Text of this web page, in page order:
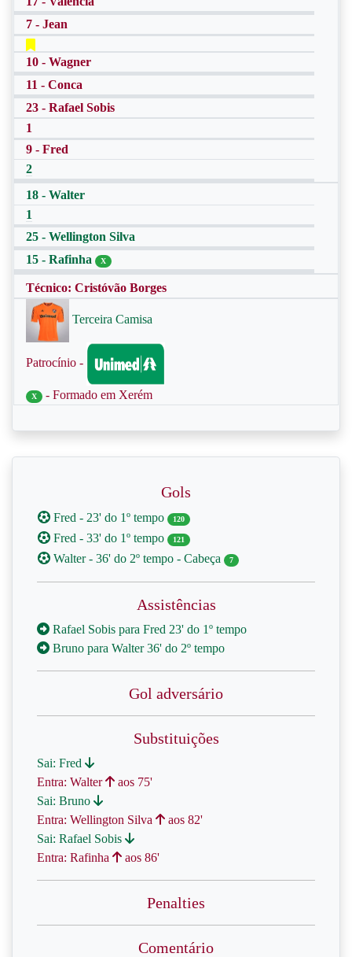
7 - Jean
10 - Wagner
11 - Conca
23 - Rafael Sobis
1
9 - Fred
2
18 - Walter
1
25 - Wellington Silva
15 - Rafinha
X
Técnico: Cristóvão Borges
Terceira Camisa
Patrocínio -
X - Formado em Xerém
Gols
Fred - 23' do 1º tempo 120
Fred - 33' do 1º tempo 121
Walter - 36' do 2º tempo - Cabeça 7
Assistências
Rafael Sobis para Fred 23' do 1º tempo
Bruno para Walter 36' do 2º tempo
Gol adversário
Substituições
Sai: Fred
Entra: Walter
aos 75'
Sai: Bruno
Entra: Wellington Silva
aos 82'
Sai: Rafael Sobis
Entra: Rafinha
aos 86'
Penalties
Comentário